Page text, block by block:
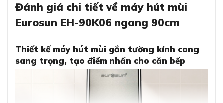
Đánh giá chi tiết về máy hút mùi
Eurosun EH-90K06 ngang 90cm
Thiết kế máy hút mùi gắn tường kính cong
sang trọng, tạo điểm nhấn cho căn bếp